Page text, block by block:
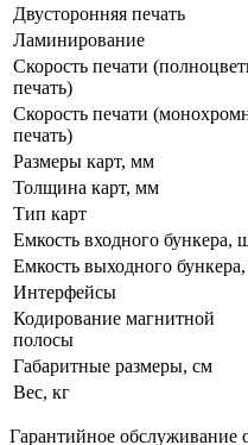
Двусторонняя печать
Ламинирование
Скорость печати
печать)
Скорость печати
печать)
Размеры карт, мм
Толщина карт, мм
Тип карт
Емкость входного бункера,
Емкость выходного
Интерфейсы
Кодирование магнитной
полосы
Габаритные размеры, см
Вес, кг
Гарантийное обслуживание